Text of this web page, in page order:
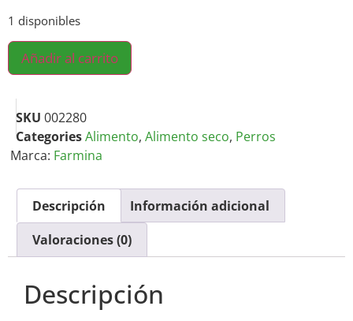
1 disponibles
Añadir al carrito
SKU 002280
CategoriesAlimento, Alimento seco, Perros
Marca: Farmina
Descripción
Información adicional
Valoraciones (0)
Descripción